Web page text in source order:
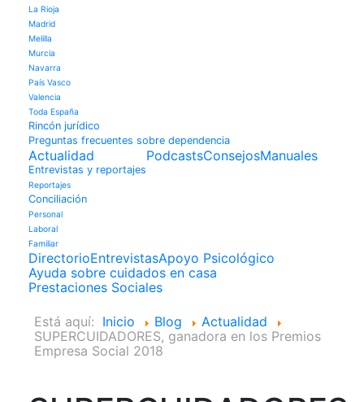
La Rioja
Madrid
Melilla
Murcia
Navarra
País Vasco
Valencia
Toda España
Rincón jurídico
Preguntas frecuentes sobre dependencia
Actualidad
Entrevistas y reportajes
Reportajes
Conciliación
Personal
Laboral
Familiar
PodcastsConsejosManuales
DirectorioEntrevistasApoyo Psicológico
Ayuda sobre cuidados en casa
Prestaciones Sociales
Está aquí: Inicio Blog
Actualidad
SUPERCUIDADORES, ganadora en los Premios
Empresa Social 2018